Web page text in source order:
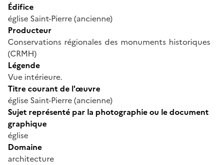
Édifice
église Saint-Pierre (ancienne)
Producteur
Conservations régionales des monuments historiques
(CRMH)
Légende
Vue intérieure.
Titre courant de l'œuvre
église Saint-Pierre (ancienne)
Sujet représenté par la photographie ou le document
graphique
église
Domaine
architecture